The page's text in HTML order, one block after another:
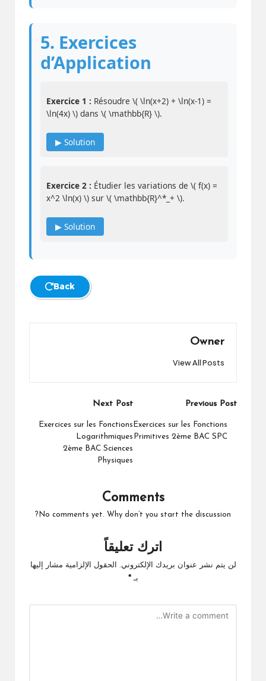
5. Exercices
d’Application
Exercice 1 : Résoudre \( \ln(x+2) + \ln(x-1) =
\ln(4x) \) dans \( \mathbb{R} \).
▶ Solution
Exercice 2 : Étudier les variations de \( f(x) =
x^2 \ln(x) \) sur \( \mathbb{R}^*_+ \).
▶ Solution
Back
Owner
View All Posts
Post
navigation
Previous Post
Exercices sur les Fonctions
Primitives 2ème BAC SPC
Next Post
Exercices sur les Fonctions
Logarithmiques
2ème BAC Sciences
Physiques
Comments
No comments yet. Why don’t you start the discussion?
اترك تعليقاً
لن يتم نشر عنوان بريدك الإلكتروني.
الحقول الإلزامية مشار إليها
بـ*